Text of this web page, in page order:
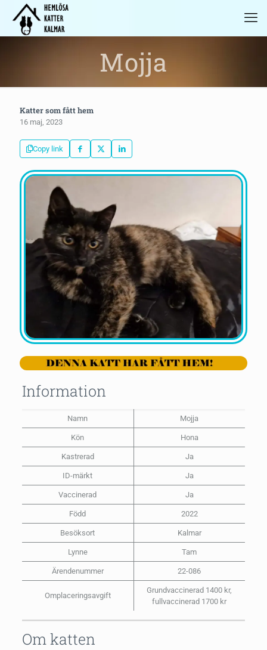
Mojja
Katter som fått hem
16 maj, 2023
Copy link
Information
Namn Mojja
Kön Hona
Kastrerad Ja
ID-märkt Ja
Vaccinerad Ja
Född 2022
Besöksort Kalmar
Lynne Tam
Ärendenummer 22-086
Omplaceringsavgift
Grundvaccinerad 1400 kr,
fullvaccinerad 1700 kr
Om katten